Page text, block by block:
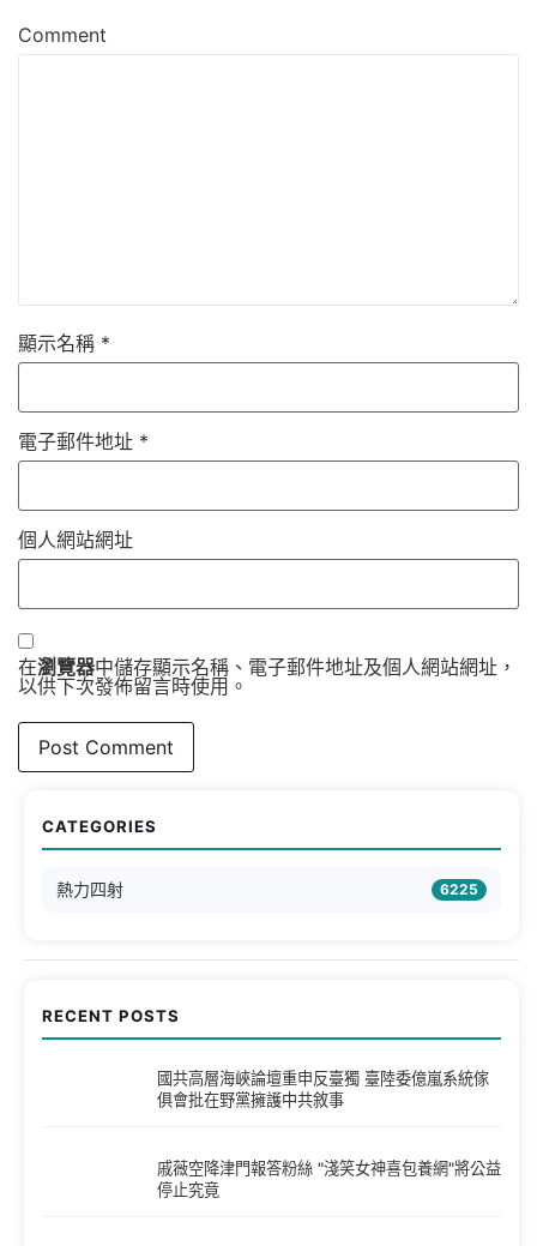
Comment
顯示名稱 *
電子郵件地址 *
個人網站網址
在瀏覽器中儲存顯示名稱、電子郵件地址及個人網站網址，
以供下次發佈留言時使用。
CATEGORIES
熱力四射 6225
RECENT POSTS
國共高層海峽論壇重申反臺獨 臺陸委億嵐系統傢
俱會批在野黨擁護中共敘事
戚薇空降津門報答粉絲 "淺笑女神喜包養網"將公益
停止究竟